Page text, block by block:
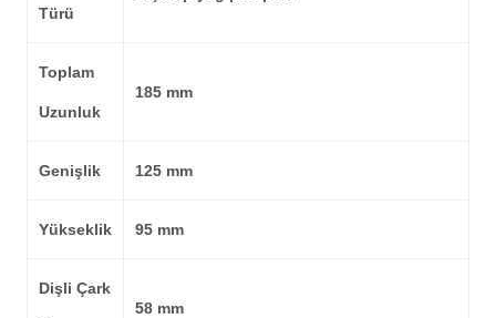
Türü
Toplam
Uzunluk
185 mm
Genişlik 125 mm
Yükseklik 95 mm
Dişli Çark
58 mm